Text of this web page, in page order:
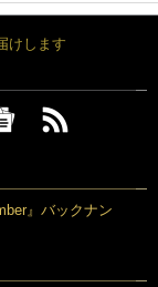
けします
』バックナン